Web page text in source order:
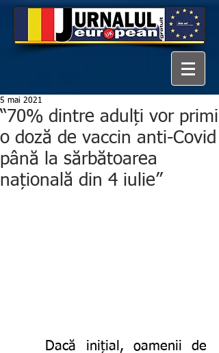
“70% dintre adulți vor primi
o doză de vaccin anti-Covid
până la sărbătoarea
națională din 4 iulie”
5 mai 2021